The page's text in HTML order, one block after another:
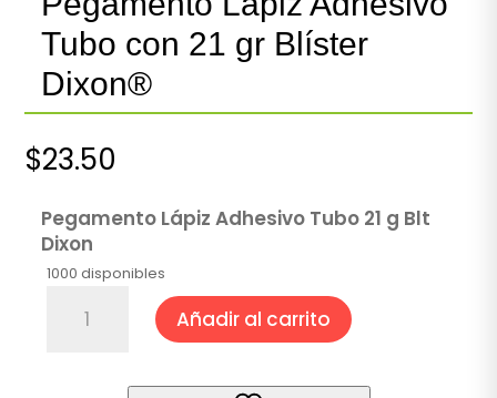
Tubo con 21 gr Blíster
Dixon®
$23.50
Pegamento Lápiz Adhesivo Tubo 21 g Blt
Dixon
1000 disponibles
Añadir al carrito